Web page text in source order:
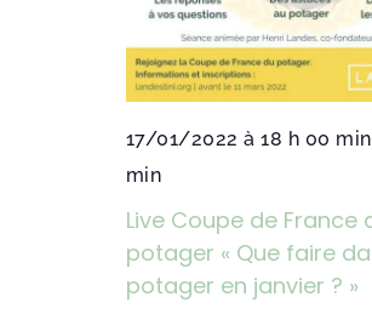
17/01/2022 à 18 h 00 min
min
Live Coupe de France
potager « Que faire
potager en janvier ? »